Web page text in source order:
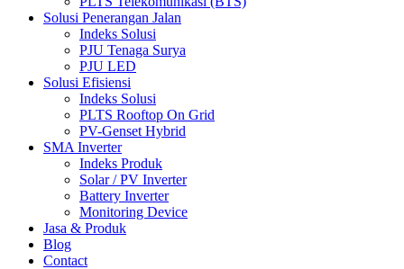
Solusi Penerangan Jalan
Indeks Solusi
PJU Tenaga Surya
PJU LED
Solusi Efisiensi
Indeks Solusi
PLTS Rooftop On Grid
PV-Genset Hybrid
SMA Inverter
Indeks Produk
Solar / PV Inverter
Battery Inverter
Monitoring Device
Jasa & Produk
Blog
Contact